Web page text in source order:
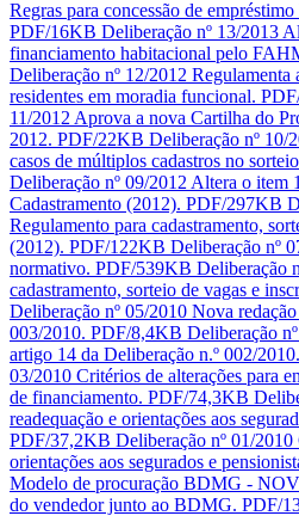
Regras para concessão de
PDF/16KB Deliberação nº 13/2013
financiamento habitacional pelo
Deliberação nº 12/2012 Regulamenta
residentes em moradia funcional.
11/2012 Aprova a nova Cartilha do
2012. PDF/22KB Deliberação nº 10/
casos de múltiplos cadastros no
Deliberação nº 09/2012 Altera o item
Cadastramento (2012). PDF/297KB
Regulamento para cadastramento,
(2012). PDF/122KB Deliberação nº
normativo. PDF/539KB Deliberação
cadastramento, sorteio de vagas e
Deliberação nº 05/2010 Nova
003/2010. PDF/8,4KB Deliberação
artigo 14 da Deliberação n.º 002/2010.
03/2010 Critérios de alterações para
de financiamento. PDF/74,3KB
readequação e orientações aos
PDF/37,2KB Deliberação nº 01/2010
orientações aos segurados e
Modelo de procuração BDMG -
do vendedor junto ao BDMG. PDF/